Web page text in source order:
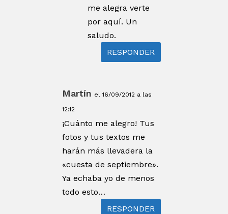
me alegra verte
por aquí. Un
saludo.
RESPONDER
Martín el 16/09/2012 a las
12:12
¡Cuánto me alegro! Tus
fotos y tus textos me
harán más llevadera la
«cuesta de septiembre».
Ya echaba yo de menos
todo esto…
RESPONDER